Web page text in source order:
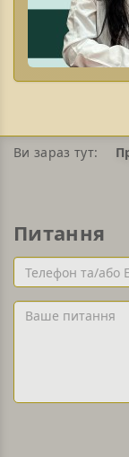
Ви зараз тут:
Питання
Телефон
та/
або
Email
Ваше